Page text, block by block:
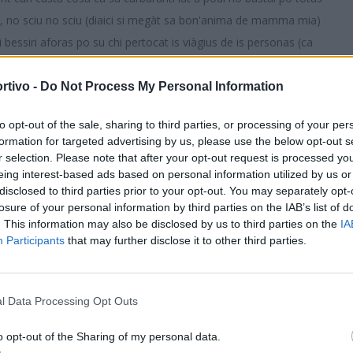
- Do Not Process My Personal Information
opt-out of the sale, sharing to third parties, or processing of your
for targeted advertising by us, please use the below opt-out
selection. Please note that after your opt-out request is processed
interest-based ads based on personal information utilized by us
to third parties prior to your opt-out. You may separately
of your personal information by third parties on the IAB’s list of
This information may also be disclosed by us to third parties on the
Participants that may further disclose it to other third parties.
Data Processing Opt Outs
opt-out of the Sharing of my personal data.
sciu no sciu (diaici si megàt sa bon'anima de mamma mia)
aforas po su chi pertocat is viàgius de is personas (ca
a totus, e nci iat a mancai atru puru).
sighiri a pregai, cumenti fatzu dònnia dì, de su restu, ca su
de nosu, piedadi de s'omini, po cumenti est bivendi in custu
cristianus motus e fatus fintzas a arrogus de is bombas, e
cumbinendi a sa Nadura (e ddu scriu, eia, cun sa N
chi estus a depi tenni po sa Nadura, chi est mamma e
dda trataus a trassa de cumenti si tratant una pariga de
sciu pròpriu innoi,e cumenti, agatai paxi: apu lìgiu pròpriu
iat a podi arribbai puru sa basca manna, e sa cosa ballit
scabulli. E torra, s'ùnica cosa chi potzu fai, in dì de oi, po